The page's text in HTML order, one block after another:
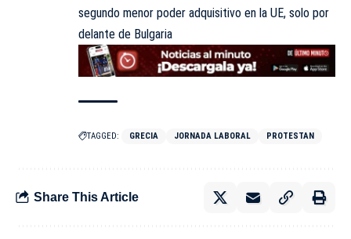
segundo menor poder adquisitivo en la UE, solo por
delante de Bulgaria
TAGGED: GRECIA JORNADA LABORAL PROTESTAN
Share This Article